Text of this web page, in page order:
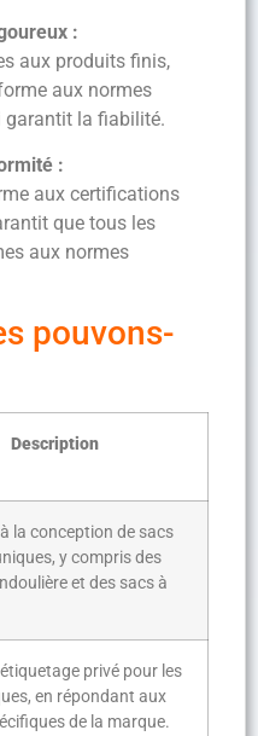
:
aux produits finis,
aux normes
garantit la fiabilité.
:
aux certifications
que tous les
aux normes
pouvons-
Description
la conception de sacs
y compris des
et des sacs à
privé pour les
en répondant aux
de la marque.